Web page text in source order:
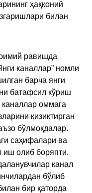
ҳаққоний
билан
равишда
каналлар” номли
барча янги
батафсил кўриш
оммага
қизиқтирган
бўлмоқдалар.
саҳифалари ва
иш олиб боряпти.
канал
бўлиб
бир қаторда